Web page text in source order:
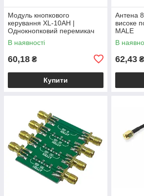
Модуль кнопкового
керування XL-10AH |
Однокнопковий перемикач
10A | Модуль з фіксацією |
Широкий діапазон
В наявності
60,18 ₴
Купити
Антена
високе
MALE
В
62,43 ₴